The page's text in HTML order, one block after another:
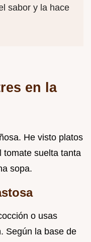
sabor y la hace
en la
He visto platos
tomate suelta tanta
sopa.
o usas
Según la base de